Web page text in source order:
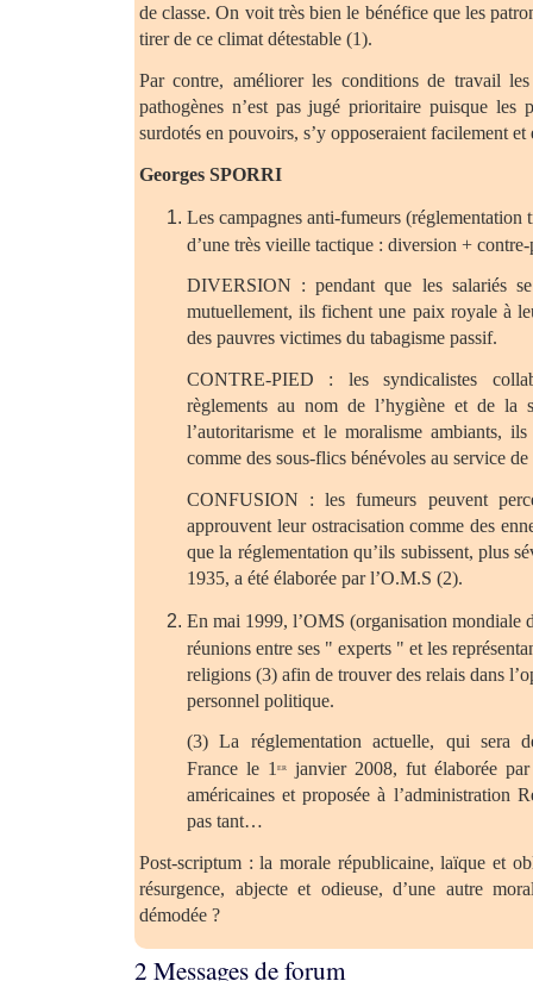
de classe. On voit très bien le bénéfice que les
tirer de ce climat détestable (1).
Par contre, améliorer les conditions de travail
pathogènes n’est pas jugé prioritaire puisque les
surdotés en pouvoirs, s’y opposeraient facilement
Georges SPORRI
Les campagnes anti-fumeurs (réglementation
d’une très vieille tactique : diversion +
DIVERSION : pendant que les salariés
mutuellement, ils fichent une paix royale à
des pauvres victimes du tabagisme passif.
CONTRE-PIED : les syndicalistes
règlements au nom de l’hygiène et de la
l’autoritarisme et le moralisme ambiants,
comme des sous-flics bénévoles au service
CONFUSION : les fumeurs peuvent
approuvent leur ostracisation comme des
que la réglementation qu’ils subissent, plus
1935, a été élaborée par l’O.M.S (2).
En mai 1999, l’OMS (organisation mondiale
réunions entre ses " experts " et les
religions (3) afin de trouver des relais dans
personnel politique.
(3) La réglementation actuelle, qui sera
France le 1er
janvier 2008, fut élaborée
américaines et proposée à l’administration
pas tant…
Post-scriptum : la morale républicaine, laïque et
résurgence, abjecte et odieuse, d’une autre
démodée ?
2 Messages de forum